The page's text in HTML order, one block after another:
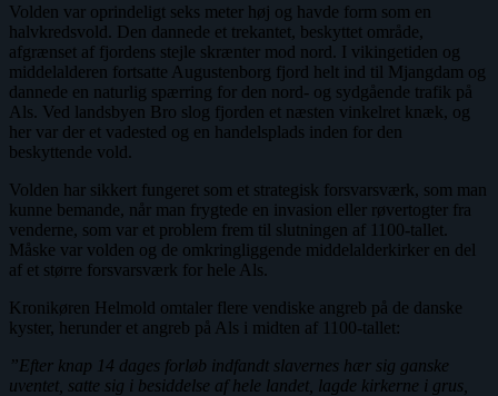
Volden var oprindeligt seks meter høj og havde form som en
halvkredsvold. Den dannede et trekantet, beskyttet område,
afgrænset af fjordens stejle skrænter mod nord. I vikingetiden og
middelalderen fortsatte Augustenborg fjord helt ind til Mjangdam og
dannede en naturlig spærring for den nord- og sydgående trafik på
Als. Ved landsbyen Bro slog fjorden et næsten vinkelret knæk, og
her var der et vadested og en handelsplads inden for den
beskyttende vold.
Volden har sikkert fungeret som et strategisk forsvarsværk, som man
kunne bemande, når man frygtede en invasion eller røvertogter fra
venderne, som var et problem frem til slutningen af 1100-tallet.
Måske var volden og de omkringliggende middelalderkirker en del
af et større forsvarsværk for hele Als.
Kronikøren Helmold omtaler flere vendiske angreb på de danske
kyster, herunder et angreb på Als i midten af 1100-tallet:
”Efter knap 14 dages forløb indfandt slavernes hær sig ganske
uventet, satte sig i besiddelse af hele landet, lagde kirkerne i grus,